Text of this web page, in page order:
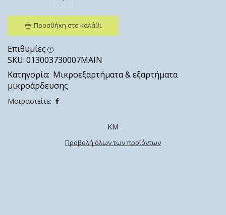
Προσθήκη στο καλάθι
Επιθυμίες
SKU:013003730007ΜΑΙΝ
Κατηγορία: Μικροεξαρτήματα & εξαρτήματα
μικροάρδευσης
Μοιραστείτε:
ΚΜ
Προβολή όλων των προϊόντων